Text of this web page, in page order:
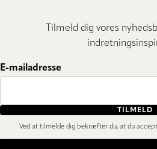
Tilmeld dig vores
E-mailadresse
TILMELD
Ved at tilmelde dig bekræfter du, at du